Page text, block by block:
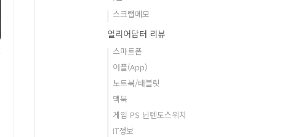
스크랩메모
얼리어답터 리뷰
스마트폰
어플(App)
노트북/태블릿
맥북
게임 PS 닌텐도스위치
IT정보